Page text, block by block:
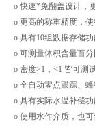
o 快速*免翻盖设计，
o 更高的称重精度，
o 具有10组数据存储
o 可测量体积含量百
o 密度>1，<1 皆可测
o 全自动零点跟踪、
o 具有实际水温补偿
o 使用水作介质，也